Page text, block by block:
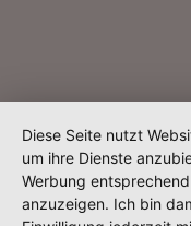
Diese Seite nutzt
um ihre Dienste
Werbung
anzuzeigen. Ich bin